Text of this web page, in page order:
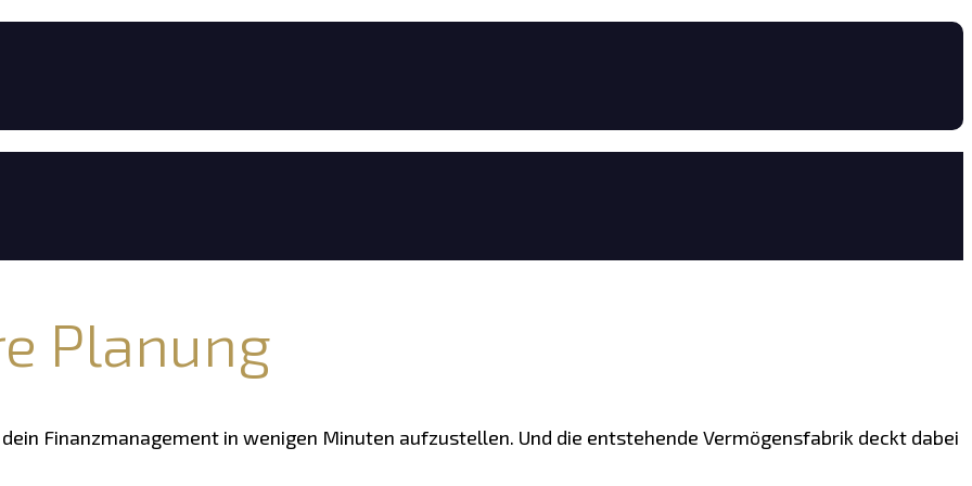
Planung
Finanzmanagement in wenigen Minuten aufzustellen. Und die entstehende Vermögensfabrik deckt dabei